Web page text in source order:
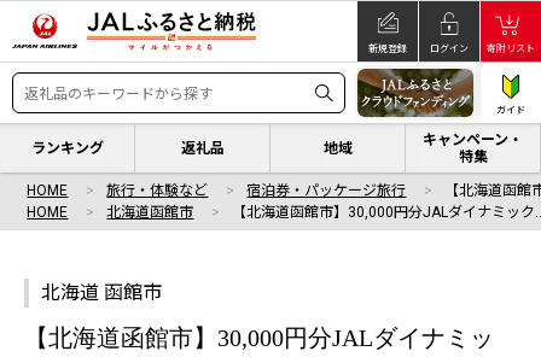
新規登録 ログイン 寄附リスト
ガイド
ランキング 返礼品 地域
キャンペーン・
特集
HOME 旅行・体験など 宿泊券・パッケージ旅行
【北海道函
HOME
北海道函館市 【北海道函館市】30,000円分JALダイナミック
北海道 函館市
【北海道函館市】30,000円分JALダイナミッ